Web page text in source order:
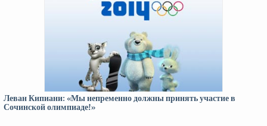
Леван Кипиани: «Мы непременно должны принять участие в
Сочинской олимпиаде!»